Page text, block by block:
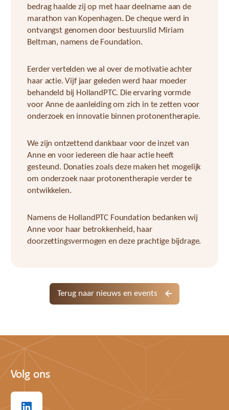
bedrag haalde zij op met haar deelname aan de
marathon van Kopenhagen. De cheque werd in
ontvangst genomen door bestuurslid Miriam
Beltman, namens de Foundation.
Eerder vertelden we al over de motivatie achter
haar actie. Vijf jaar geleden werd haar moeder
behandeld bij HollandPTC. Die ervaring vormde
voor Anne de aanleiding om zich in te zetten voor
onderzoek en innovatie binnen protonentherapie.
We zijn ontzettend dankbaar voor de inzet van
Anne en voor iedereen die haar actie heeft
gesteund. Donaties zoals deze maken het mogelijk
om onderzoek naar protonentherapie verder te
ontwikkelen.
Namens de HollandPTC Foundation bedanken wij
Anne voor haar betrokkenheid, haar
doorzettingsvermogen en deze prachtige bijdrage.
Terug naar nieuws en events
Volg ons